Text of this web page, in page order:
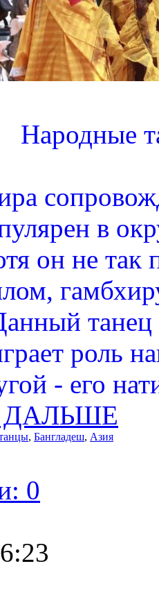
Народные
в
он не так
танец
роль
- его
ДАЛЬШЕ
, Бангладеш, Азия
0